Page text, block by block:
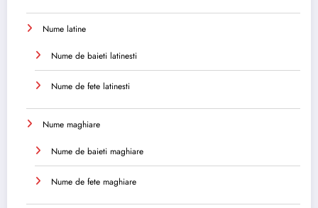
Nume latine
Nume de baieti latinesti
Nume de fete latinesti
Nume maghiare
Nume de baieti maghiare
Nume de fete maghiare